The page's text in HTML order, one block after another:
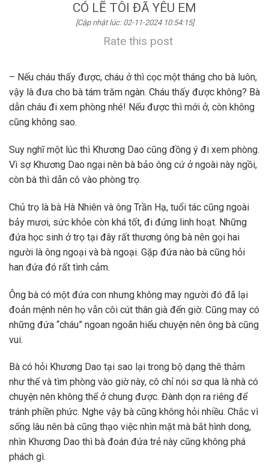
CÓ LẼ TÔI ĐÃ YÊU EM
[Cập nhật lúc: 02-11-2024 10:54:15]
Rate this post
– Nếu cháu thấy được, cháu ở thì cọc một tháng cho bà luôn,
vậy là đưa cho bà tám trăm ngàn. Cháu thấy được không? Bà
dẫn cháu đi xem phòng nhé! Nếu được thì mới ở, còn không
cũng không sao.
Suy nghĩ một lúc thì Khương Dao cũng đồng ý đi xem phòng.
Vì sợ Khương Dao ngại nên bà bảo ông cứ ở ngoài này ngồi,
còn bà thì dẫn cô vào phòng trọ.
Chủ trọ là bà Hà Nhiên và ông Trần Hạ, tuổi tác cũng ngoài
bảy mươi, sức khỏe còn khá tốt, đi đứng linh hoạt. Những
đứa học sinh ở trọ tại đây rất thương ông bà nên gọi hai
người là ông ngoại và bà ngoại. Gặp đứa nào bà cũng hỏi
han đứa đó rất tình cảm.
Ông bà có một đứa con nhưng không may người đó đã lại
đoản mệnh nên họ vẫn côi cút thân già đến giờ. Cũng may có
những đứa “cháu” ngoan ngoãn hiểu chuyện nên ông bà cũng
vui.
Bà có hỏi Khương Dao tại sao lại trong bộ dạng thê thảm
như thế và tìm phòng vào giờ này, cô chỉ nói sơ qua là nhà có
chuyện nên không thể ở chung được. Đành dọn ra riêng để
tránh phiền phức. Nghe vậy bà cũng không hỏi nhiều. Chắc vì
sống lâu nên bà cũng thạo việc nhìn mặt mà bắt hình dong,
nhìn Khương Dao thì bà đoán đứa trẻ này cũng không phá
phách gì.